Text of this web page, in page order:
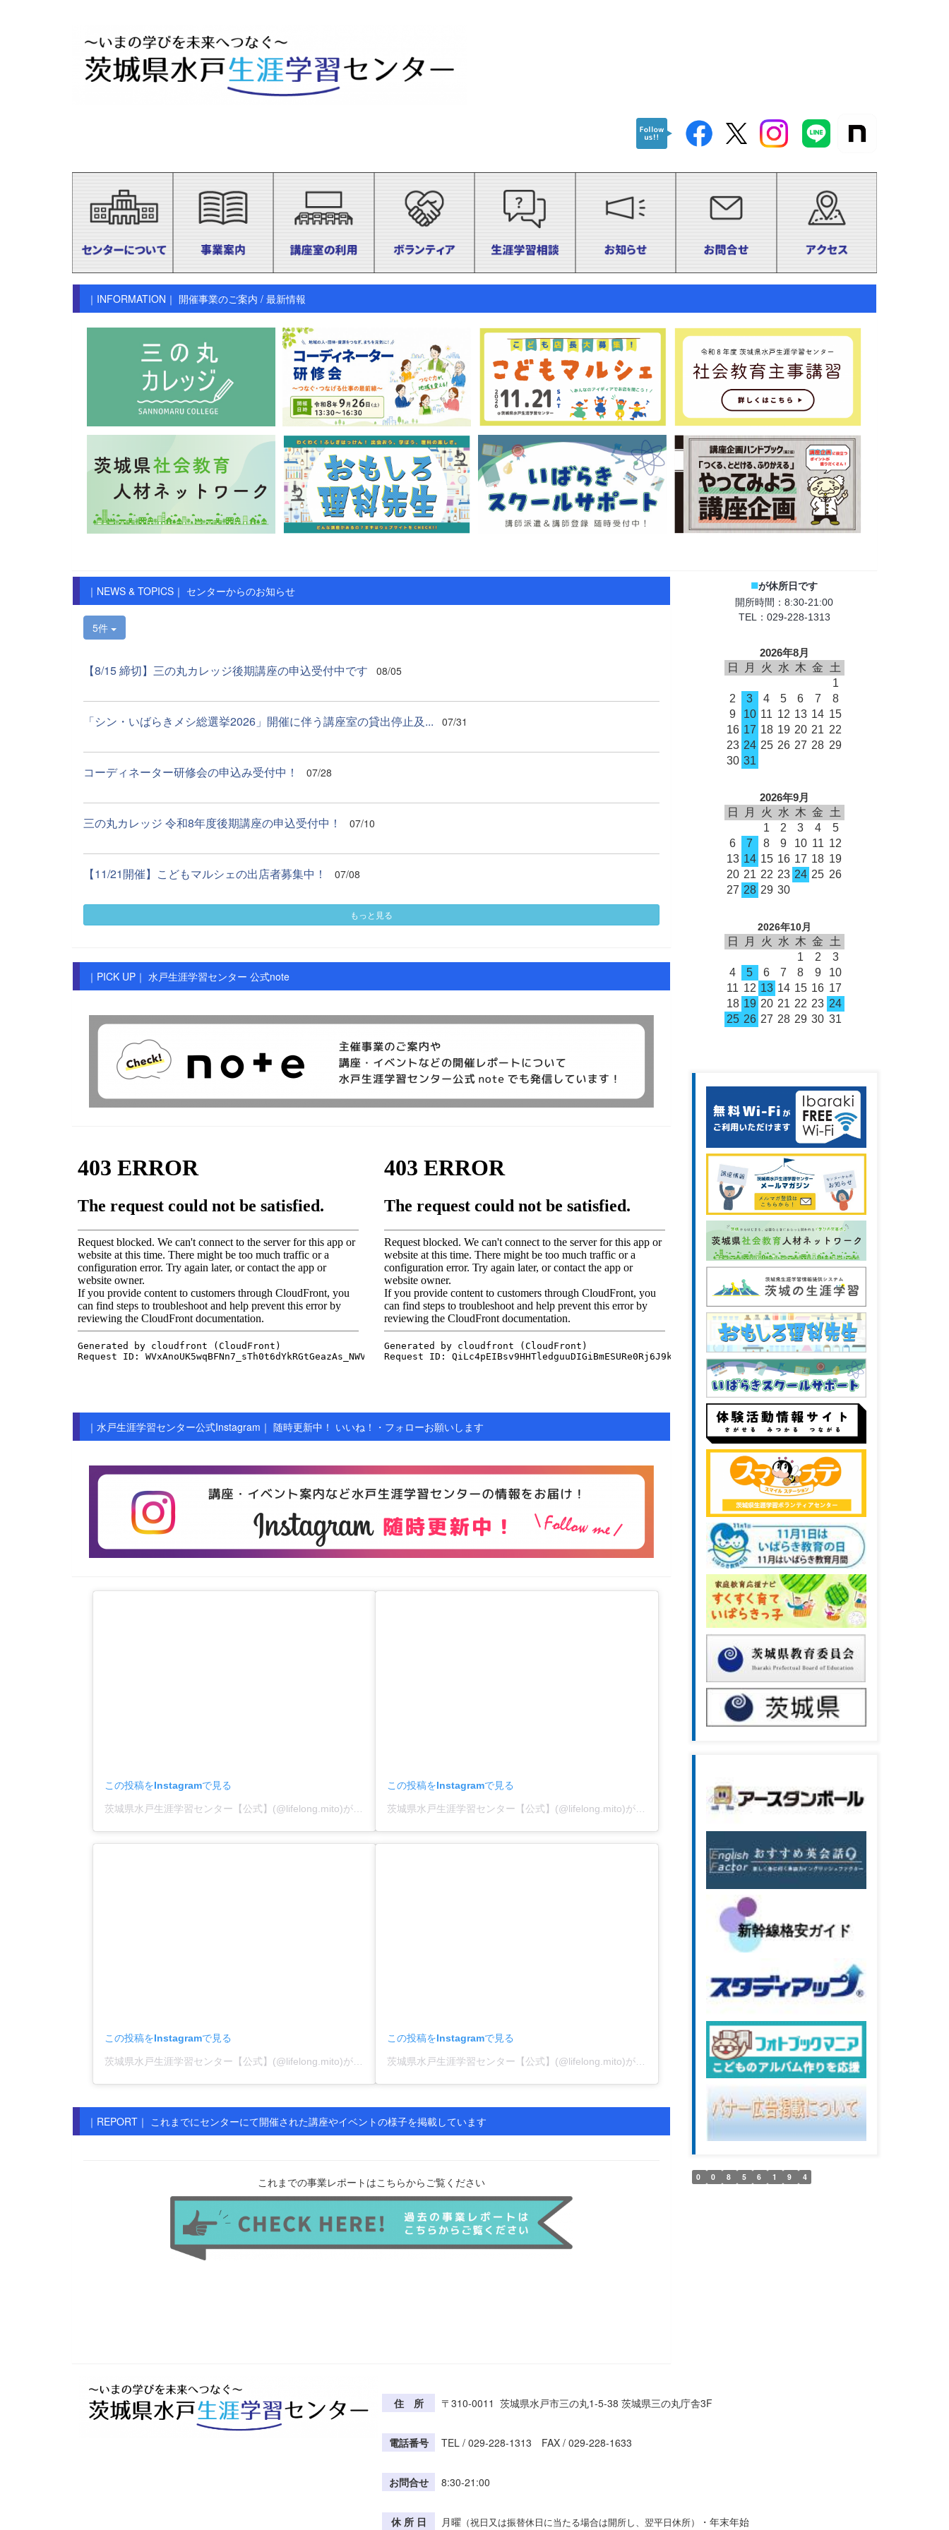
｜INFORMATION｜ 開催事業のご案内 / 最新情報
｜NEWS & TOPICS｜ センターからのお知らせ
5件
【8/15 締切】三の丸カレッジ後期講座の申込受付中です 08/05
「シン・いばらきメシ総選挙2026」開催に伴う講座室の貸出停止及... 07/31
コーディネーター研修会の申込み受付中！ 07/28
三の丸カレッジ 令和8年度後期講座の申込受付中！ 07/10
【11/21開催】こどもマルシェの出店者募集中！ 07/08
もっと見る
｜PICK UP｜ 水戸生涯学習センター 公式note
｜水戸生涯学習センター公式Instagram｜ 随時更新中！ いいね！・フォローお願いします
この投稿をInstagramで見る
茨城県水戸生涯学習センター【公式】(@lifelong.mito)がシェアした投稿
この投稿をInstagramで見る
茨城県水戸生涯学習センター【公式】(@lifelong.mito)がシェアした投稿
この投稿をInstagramで見る
茨城県水戸生涯学習センター【公式】(@lifelong.mito)がシェアした投稿
この投稿をInstagramで見る
茨城県水戸生涯学習センター【公式】(@lifelong.mito)がシェアした投稿
｜REPORT｜ これまでにセンターにて開催された講座やイベントの様子を掲載しています
これまでの事業レポートはこちらからご覧ください
■が休所日です
開所時間：8:30-21:00
TEL：029-228-1313
2026年8月
日 月 火 水 木 金
土
1
2
3 4 5 6 7
8
9
10 11 12 13 14 15
16 17 18 19 20 21 22
23 24 25 26 27 28 29
30 31
2026年9月
日 月 火 水 木 金
土
1
2 3 4
5
6
7 8 9 10 11 12
13 14 15 16 17 18 19
20 21 22 23 24 25 26
27 28 29 30
2026年10月
日 月 火 水 木 金
土
1
2
3
4
5 6 7 8 9
10
11 12 13 14 15 16 17
18 19 20 21 22 23 24
25 26 27 28 29 30 31
0 0 8 5 6 1 9 4
住 所 〒310-0011 茨城県水戸市三の丸1-5-38 茨城県三の丸庁舎3F
電話番号 TEL / 029-228-1313 FAX / 029-228-1633
お問合せ 8:30-21:00
休 所 日 月曜 （祝日又は振替休日に当たる場合は開所し、翌平日休所） ・年末年始